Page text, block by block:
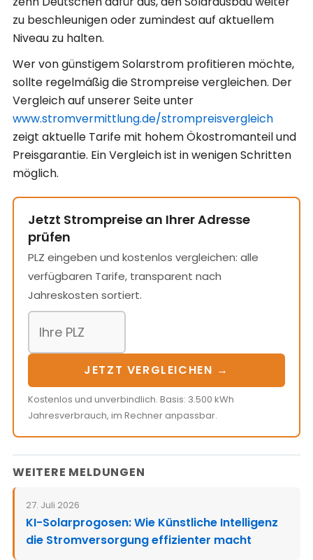
zu beschleunigen oder zumindest auf aktuellem
Niveau zu halten.
Wer von günstigem Solarstrom profitieren möchte,
sollte regelmäßig die Strompreise vergleichen. Der
Vergleich auf unserer Seite unter
www.stromvermittlung.de/strompreisvergleich
zeigt aktuelle Tarife mit hohem Ökostromanteil und
Preisgarantie. Ein Vergleich ist in wenigen Schritten
möglich.
Jetzt Strompreise an Ihrer Adresse
prüfen
PLZ eingeben und kostenlos vergleichen: alle
verfügbaren Tarife, transparent nach
Jahreskosten sortiert.
JETZT VERGLEICHEN →
Kostenlos und unverbindlich. Basis: 3.500 kWh
Jahresverbrauch, im Rechner anpassbar.
WEITERE MELDUNGEN
27. Juli 2026
KI-Solarprogosen: Wie Künstliche Intelligenz
die Stromversorgung effizienter macht